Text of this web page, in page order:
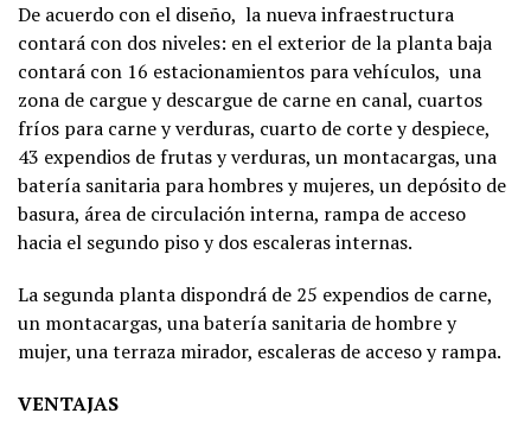
De acuerdo con el diseño, la nueva infraestructura
contará con dos niveles: en el exterior de la planta baja
contará con 16 estacionamientos para vehículos, una
zona de cargue y descargue de carne en canal, cuartos
fríos para carne y verduras, cuarto de corte y despiece,
43 expendios de frutas y verduras, un montacargas, una
batería sanitaria para hombres y mujeres, un depósito de
basura, área de circulación interna, rampa de acceso
hacia el segundo piso y dos escaleras internas.
La segunda planta dispondrá de 25 expendios de carne,
un montacargas, una batería sanitaria de hombre y
mujer, una terraza mirador, escaleras de acceso y rampa.
VENTAJAS